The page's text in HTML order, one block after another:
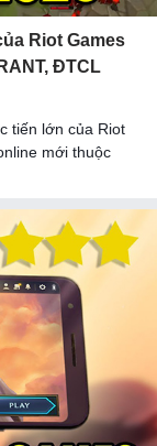
Riot Games
ĐTCL
tiến lớn của Riot
mới thuộc